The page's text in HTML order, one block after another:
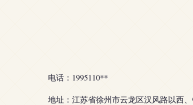
电话：1995110**
地址：江苏省徐州市云龙区汉风路以西